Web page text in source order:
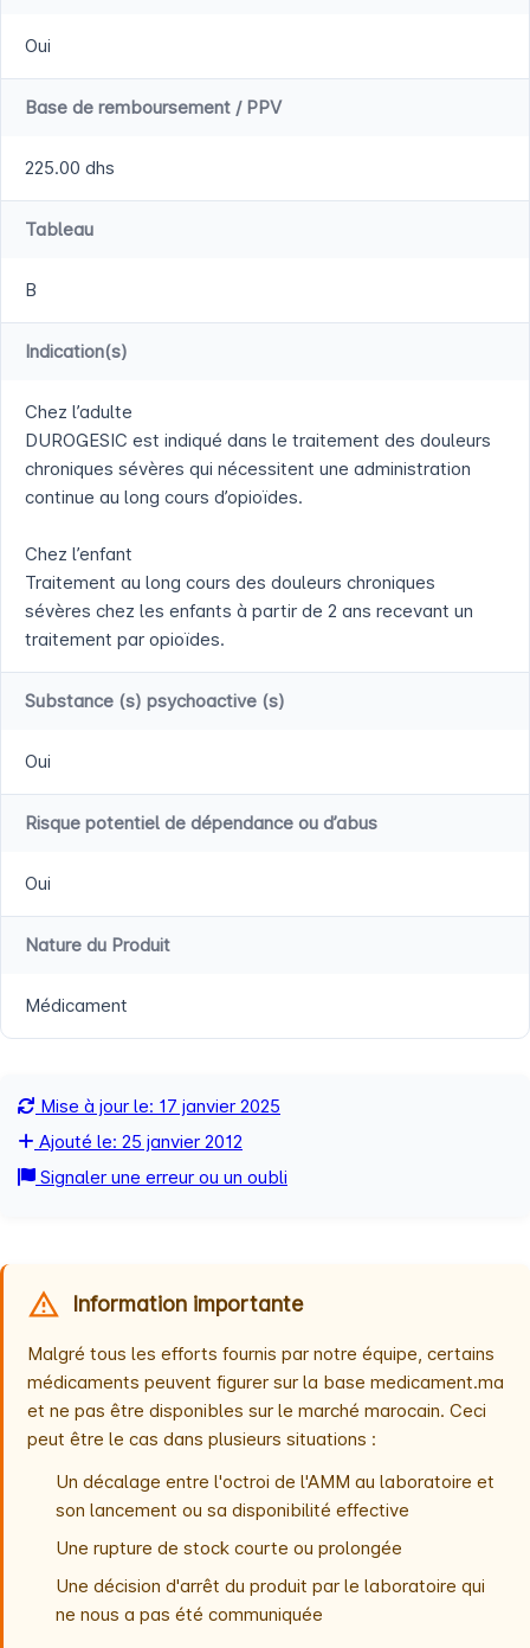
Oui
Base de remboursement / PPV
225.00 dhs
Tableau
B
Indication(s)
Chez l’adulte
DUROGESIC est indiqué dans le traitement des douleurs
chroniques sévères qui nécessitent une administration
continue au long cours d’opioïdes.
Chez l’enfant
Traitement au long cours des douleurs chroniques
sévères chez les enfants à partir de 2 ans recevant un
traitement par opioïdes.
Substance (s) psychoactive (s)
Oui
Risque potentiel de dépendance ou d’abus
Oui
Nature du Produit
Médicament
Mise à jour le: 17 janvier 2025
Ajouté le: 25 janvier 2012
Signaler une erreur ou un oubli
Information importante
Malgré tous les efforts fournis par notre équipe, certains
médicaments peuvent figurer sur la base medicament.ma
et ne pas être disponibles sur le marché marocain. Ceci
peut être le cas dans plusieurs situations :
Un décalage entre l'octroi de l'AMM au laboratoire et
son lancement ou sa disponibilité effective
Une rupture de stock courte ou prolongée
Une décision d'arrêt du produit par le laboratoire qui
ne nous a pas été communiquée